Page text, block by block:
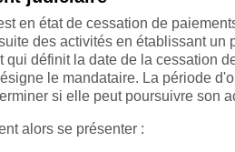
en état de cessation de
des activités en établissant
qui définit la date de la cessation
le mandataire. La période
si elle peut poursuivre son
alors se présenter :